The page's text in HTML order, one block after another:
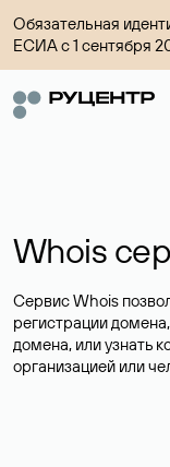
Обязательная
ЕСИА с 1 сентября
Whois
Сервис Whois
регистрации
домена, или узнать
организацией или